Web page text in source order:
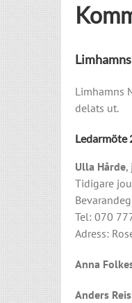
Limhamns
delats ut.
Ledarmöte
Ulla Hårde,
Tidigare
Tel: 070
Adress:
Anna
Anders